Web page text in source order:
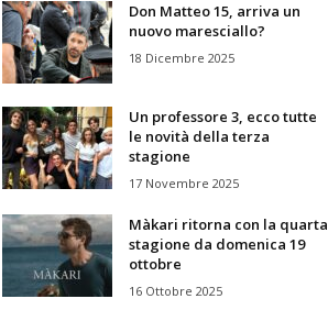
Don Matteo 15, arriva un
nuovo maresciallo?
18 Dicembre 2025
Un professore 3, ecco tutte
le novità della terza
stagione
17 Novembre 2025
Màkari ritorna con la quarta
stagione da domenica 19
ottobre
16 Ottobre 2025